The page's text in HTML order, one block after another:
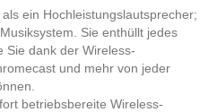
ein Hochleistungslautsprecher;
Sie enthüllt jedes
Sie dank der Wireless-
und mehr von jeder
betriebsbereite Wireless-